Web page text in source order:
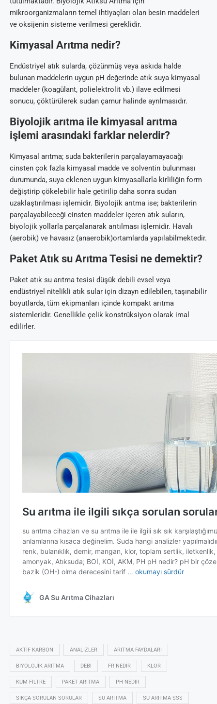
mikroorganizmaların temel ihtiyaçları olan besin maddeleri
ve oksijenin sisteme verilmesi gereklidir.
Kimyasal Arıtma nedir?
Endüstriyel atık sularda, çözünmüş veya askıda halde
bulunan maddelerin uygun pH değerinde atık suya kimyasal
maddeler (koagülant, polielektrolit vb.) ilave edilmesi
sonucu, çöktürülerek sudan çamur halinde ayrılmasıdır.
Biyolojik arıtma ile kimyasal arıtma
işlemi arasındaki farklar nelerdir?
Kimyasal arıtma; suda bakterilerin parçalayamayacağı
cinsten çok fazla kimyasal madde ve solventin bulunması
durumunda, suya eklenen uygun kimyasallarla kirliliğin form
değiştirip çökelebilir hale getirilip daha sonra sudan
uzaklaştırılması işlemidir. Biyolojik arıtma ise; bakterilerin
parçalayabileceği cinsten maddeler içeren atık suların,
biyolojik yollarla parçalanarak arıtılması işlemidir. Havalı
(aerobik) ve havasız (anaerobik)ortamlarda yapılabilmektedir.
Paket Atık su Arıtma Tesisi ne demektir?
Paket atık su arıtma tesisi düşük debili evsel veya
endüstriyel nitelikli atık sular için dizayn edilebilen, taşınabilir
boyutlarda, tüm ekipmanları içinde kompakt arıtma
sistemleridir. Genellikle çelik konstrüksiyon olarak imal
edilirler.
AKTIF KARBON ANALIZLER ARITMA FAYDALARI
BIYOLOJIK ARITMA DEBI FR NEDIR KLOR
KUM FILTRE PAKET ARITMA PH NEDIR
SIKÇA SORULAN SORULAR SU ARITMA SU ARITMA SSS